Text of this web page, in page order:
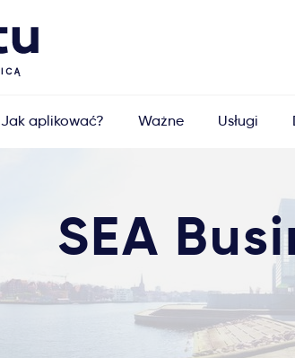
Jak aplikować? Ważne Usługi
SEA